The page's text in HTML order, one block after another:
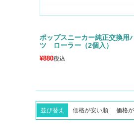
ポップスニーカー純正交換用
ツ ローラー（2個入）
¥880税込
並び替え 価格が安い順 価格